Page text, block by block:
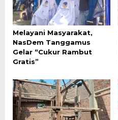
Melayani Masyarakat,
NasDem Tanggamus
Gelar “Cukur Rambut
Gratis”